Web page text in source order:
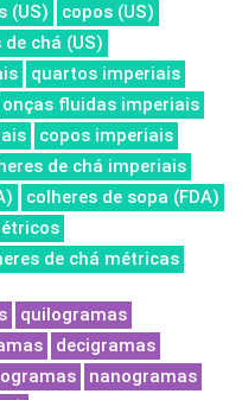
(US)
copos (US)
de chá (US)
quartos imperiais
onças fluidas imperiais
copos imperiais
de chá imperiais
colheres de sopa (FDA)
de chá métricas
quilogramas
decigramas
nanogramas